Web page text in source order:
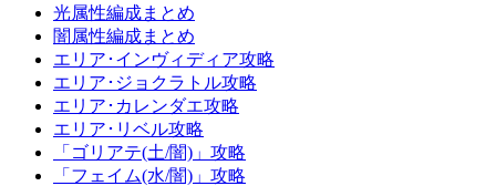
光属性編成まとめ
闇属性編成まとめ
エリア･インヴィディア攻略
エリア･ジョクラトル攻略
エリア･カレンダエ攻略
エリア･リベル攻略
「ゴリアテ(土/闇)」攻略
「フェイム(水/闇)」攻略